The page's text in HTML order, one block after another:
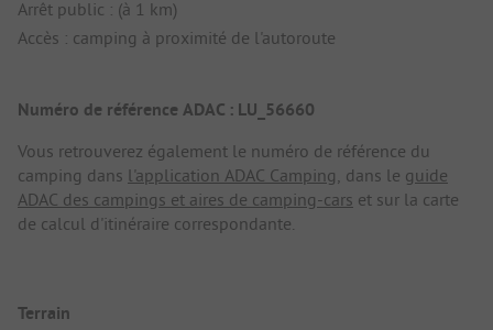
Arrêt public : (à 1 km)
Accès : camping à proximité de l'autoroute
Numéro de référence ADAC : LU_56660
Vous retrouverez également le numéro de référence du
camping dans l'application ADAC Camping, dans le guide
ADAC des campings et aires de camping-cars et sur la carte
de calcul d'itinéraire correspondante.
Terrain